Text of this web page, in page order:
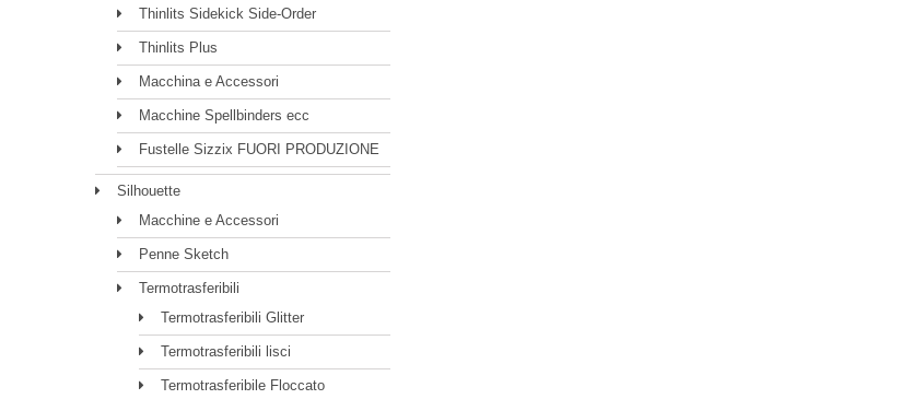
Thinlits Sidekick Side-Order
Thinlits Plus
Macchina e Accessori
Macchine Spellbinders ecc
Fustelle Sizzix FUORI PRODUZIONE
Silhouette
Macchine e Accessori
Penne Sketch
Termotrasferibili
Termotrasferibili Glitter
Termotrasferibili lisci
Termotrasferibile Floccato